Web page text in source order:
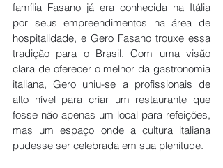
família Fasano já era conhecida na Itália
por seus empreendimentos na área de
hospitalidade, e Gero Fasano trouxe essa
tradição para o Brasil. Com uma visão
clara de oferecer o melhor da gastronomia
italiana, Gero uniu-se a profissionais de
alto nível para criar um restaurante que
fosse não apenas um local para refeições,
mas um espaço onde a cultura italiana
pudesse ser celebrada em sua plenitude.